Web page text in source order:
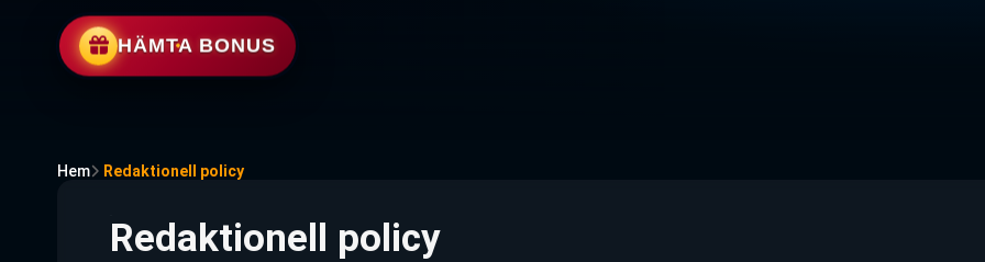
HÄMTA BONUS
Hem Redaktionell policy
Redaktionell policy